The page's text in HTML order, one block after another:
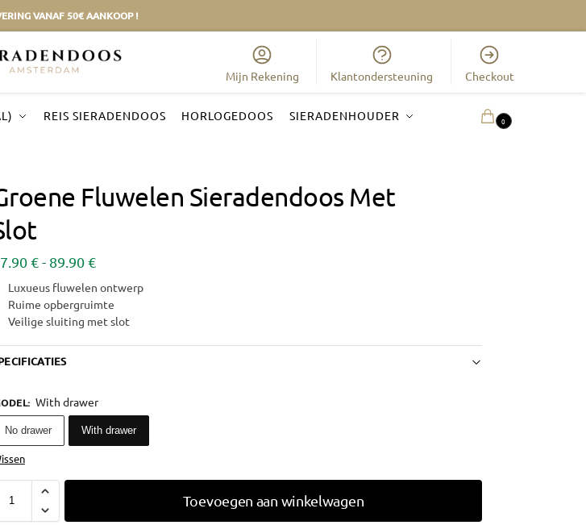
VANAF 50€ AANKOOP !
Mijn Rekening Klantondersteuning Checkout
REIS SIERADENDOOS HORLOGEDOOS SIERADENHOUDER 0
Fluwelen Sieradendoos Met
€- 89.90€
Luxueus fluwelen ontwerp
Ruime opbergruimte
Veilige sluiting met slot
: With drawer
No drawer With drawer
Toevoegen aan winkelwagen